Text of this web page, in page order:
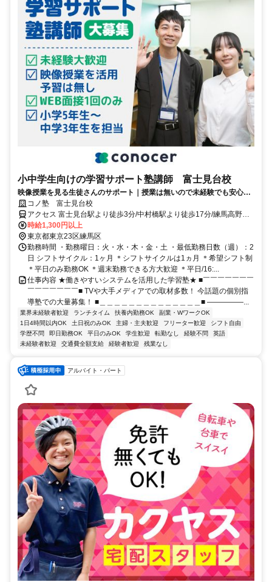
小中学生向けの学習サポート塾講師 富士見台校
映像授業を見る生徒さんのサポート｜授業は無いので未経験でも安心｜
WEB面接/1回｜週2日～OK｜履歴書不要｜応募後はフォームに1分で回
答｜1分単位で給与支給｜WワークOK｜私服勤務｜有給休暇あり｜定時
退社
コノ塾 富士見台校
アクセス 富士見台駅より徒歩3分/中村橋駅より徒歩17分/練馬高野台
駅より徒歩19分
時給1,300円以上
東京都東京23区練馬区
勤務時間 ・勤務曜日：火・水・木・金・土 ・最低勤務日数（週）：2
日 シフトサイクル：1ヶ月 ＊シフトサイクルは1ヵ月 ＊希望シフト制
＊平日のみ勤務OK ＊週末勤務できる方大歓迎 ＊平日/16:...
仕事内容 ★働きやすいシステムを活用した学習塾★ ■￣￣￣￣￣￣￣
￣￣￣￣￣￣￣■ TVや大手メディアでの取材多数！ 今話題の個別指
導塾での大量募集！ ■＿＿＿＿＿＿＿＿＿＿＿＿＿＿■ ―――――...
業界未経験者歓迎 ランチタイム 扶養内勤務OK
副業・WワークOK
1日4時間以内OK
土日祝のみOK 主婦・主夫歓迎 フリーター歓迎
シフト自由
学歴不問
即日勤務OK 平日のみOK 学生歓迎 転勤なし 経験不問
英語
未経験者歓迎
交通費全額支給 経験者歓迎 残業なし
アルバイト・パート